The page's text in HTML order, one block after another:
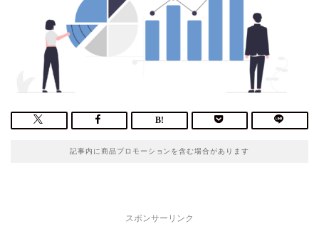
記事内に商品プロモーションを含む場合があります
スポンサーリンク